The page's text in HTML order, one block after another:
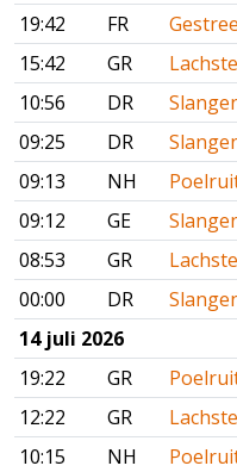
19:42
FR
15:42
GR
10:56
DR
09:25
DR
09:13
NH
09:12
GE
08:53
GR
00:00
DR
14 juli 2026
19:22
GR
12:22
GR
10:15
NH